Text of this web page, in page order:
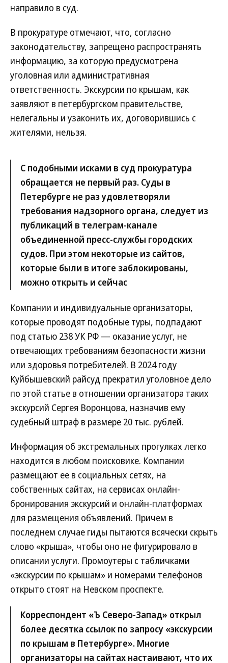
направило в суд.
В прокуратуре отмечают, что, согласно
законодательству, запрещено распространять
информацию, за которую предусмотрена
уголовная или административная
ответственность. Экскурсии по крышам, как
заявляют в петербургском правительстве,
нелегальны и узаконить их, договорившись с
жителями, нельзя.
С подобными исками в суд прокуратура
обращается не первый раз. Суды в
Петербурге не раз удовлетворяли
требования надзорного органа, следует из
публикаций в телеграм-канале
объединенной пресс-службы городских
судов. При этом некоторые из сайтов,
которые были в итоге заблокированы,
можно открыть и сейчас
Компании и индивидуальные организаторы,
которые проводят подобные туры, подпадают
под статью 238 УК РФ — оказание услуг, не
отвечающих требованиям безопасности жизни
или здоровья потребителей. В 2024 году
Куйбышевский райсуд прекратил уголовное дело
по этой статье в отношении организатора таких
экскурсий Сергея Воронцова, назначив ему
судебный штраф в размере 20 тыс. рублей.
Информация об экстремальных прогулках легко
находится в любом поисковике. Компании
размещают ее в социальных сетях, на
собственных сайтах, на сервисах онлайн-
бронирования экскурсий и онлайн-платформах
для размещения объявлений. Причем в
последнем случае гиды пытаются всячески скрыть
слово «крыша», чтобы оно не фигурировало в
описании услуги. Промоутеры с табличками
«экскурсии по крышам» и номерами телефонов
открыто стоят на Невском проспекте.
Корреспондент «Ъ Северо-Запад» открыл
более десятка ссылок по запросу «экскурсии
по крышам в Петербурге». Многие
организаторы на сайтах настаивают, что их